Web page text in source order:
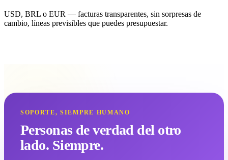
USD, BRL o EUR — facturas transparentes, sin sorpresas de
cambio, líneas previsibles que puedes presupuestar.
SOPORTE, SIEMPRE HUMANO
Personas de verdad del otro
lado. Siempre.